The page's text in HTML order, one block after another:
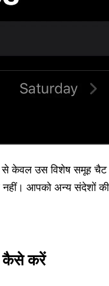
उस विशेष समूह चैट के
आपको अन्य संदेशों की
कैसे करें